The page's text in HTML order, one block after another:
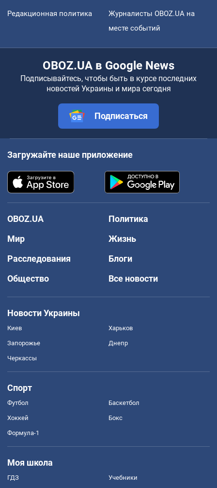
Редакционная политика
Журналисты OBOZ.UA на
месте событий
OBOZ.UA в Google News
Подписывайтесь, чтобы быть в курсе последних
новостей Украины и мира сегодня
Подписаться
Загружайте наше приложение
OBOZ.UA
Политика
Мир
Жизнь
Расследования
Блоги
Общество
Все новости
Новости Украины
Киев Харьков
Запорожье Днепр
Черкассы
Спорт
Футбол Баскетбол
Хоккей Бокс
Формула-1
Моя школа
ГДЗ Учебники